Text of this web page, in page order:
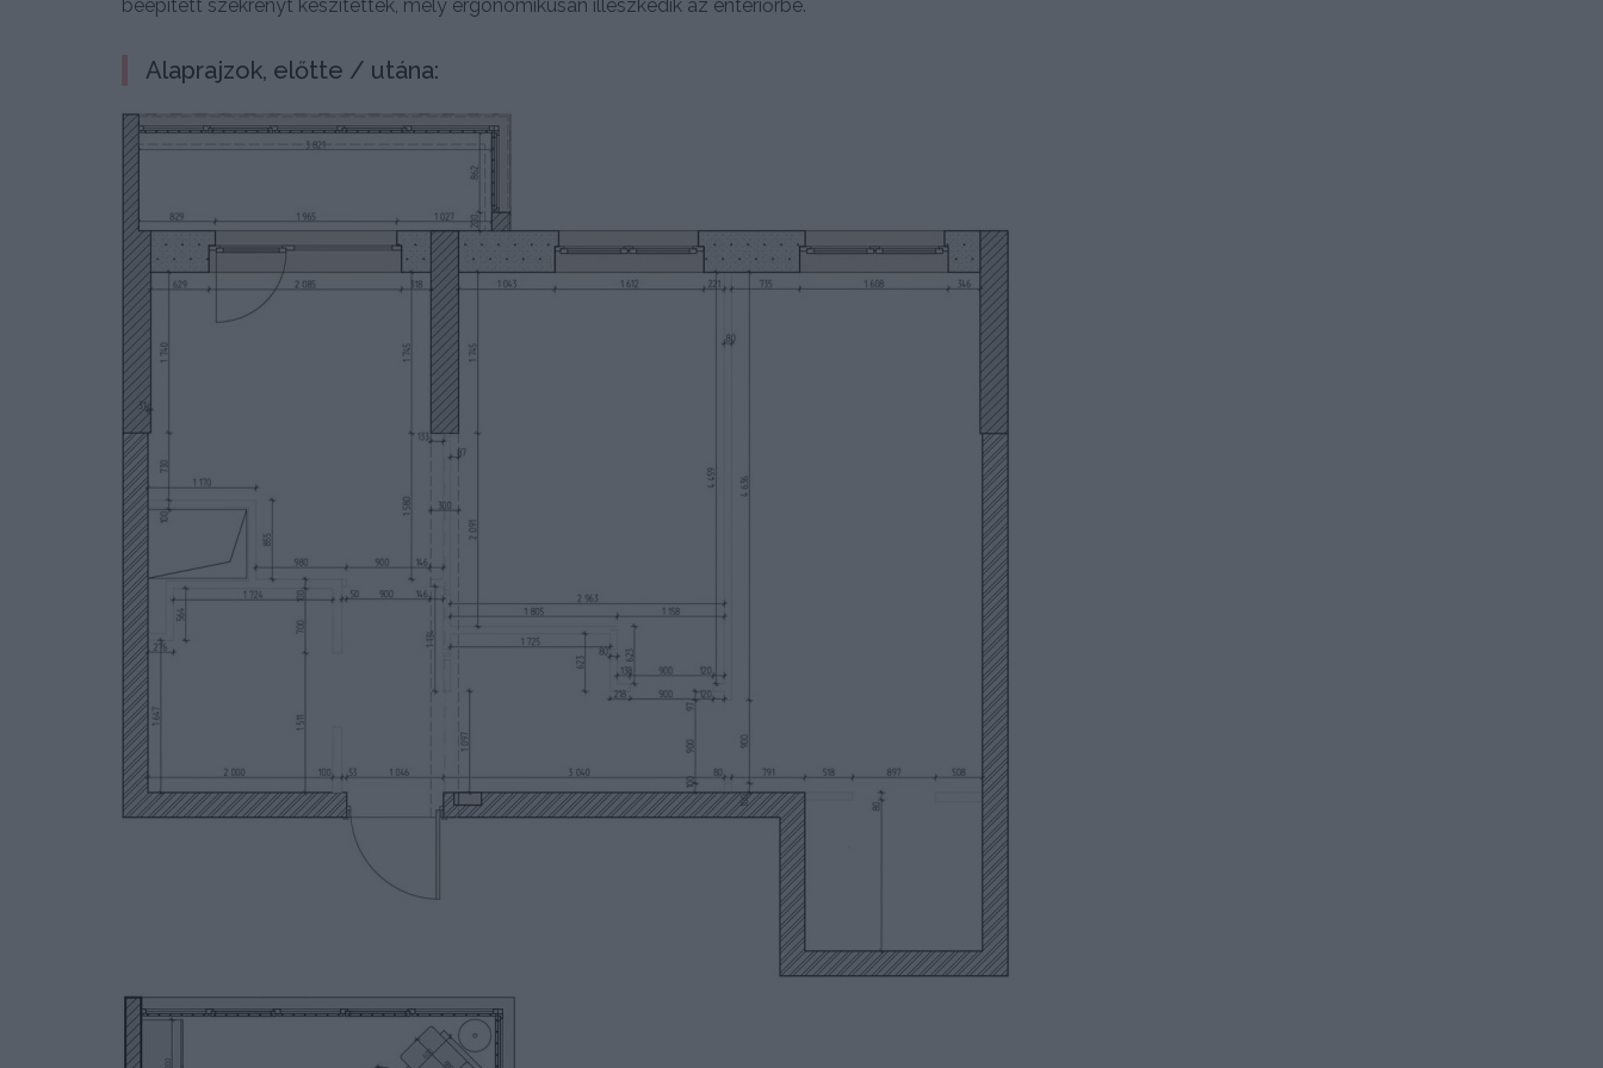
beépített szekrényt készítettek, mely ergonomikusan illeszkedik az enteriőrbe.
Alaprajzok, előtte / utána: